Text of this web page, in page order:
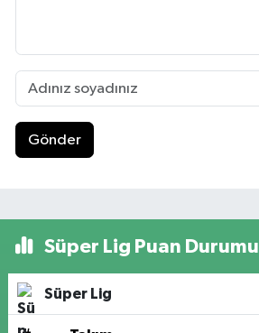
Gönder
Süper Lig Puan Durumu
Süper Lig